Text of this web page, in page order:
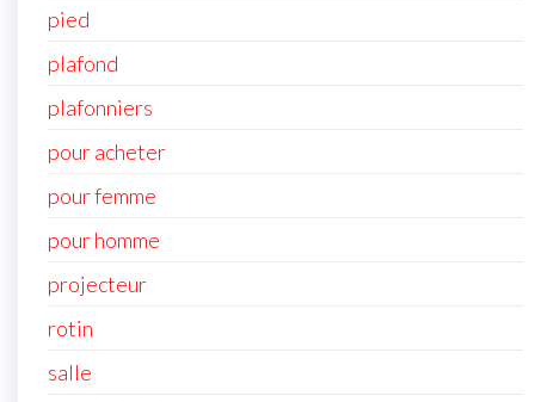
pied
plafond
plafonniers
pour acheter
pour femme
pour homme
projecteur
rotin
salle